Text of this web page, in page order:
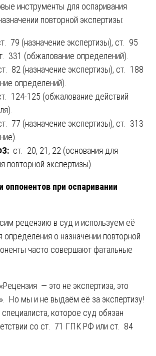
инструменты для оспаривания
повторной экспертизы:
79 (назначение экспертизы), ст. 95
331 (обжалование определений).
82 (назначение экспертизы), ст. 188
определений).
124-125 (обжалование действий
77 (назначение экспертизы), ст. 313
ст. 20, 21, 22 (основания для
повторной экспертизы).
при оспаривании
рецензию в суд и используем её
определения о назначении повторной
часто совершают фатальные
— это не экспертиза, это
Но мы и не выдаём её за экспертизу!
которое суд обязан
со ст. 71 ГПК РФ или ст. 84